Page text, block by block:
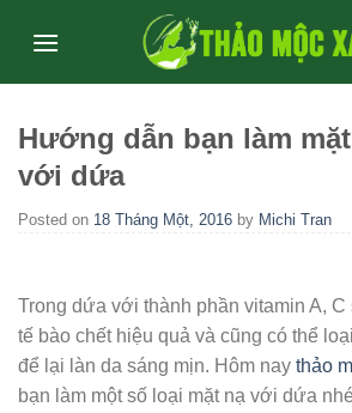
Hướng dẫn bạn làm
với dứa
Posted on 18 Tháng Một, 2016 by Michi Tran
Trong dứa với thành phần vitamin A,
tế bào chết hiệu quả và cũng có thể
để lại làn da sáng mịn. Hôm nay thảo
bạn làm một số loại mặt nạ với dứa